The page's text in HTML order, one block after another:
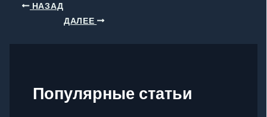
НАЗАД
ДАЛЕЕ
Популярные статьи